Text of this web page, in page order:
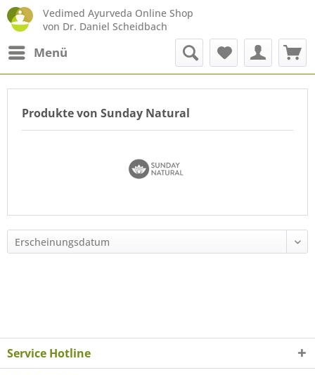
Vedimed Ayurveda Online Shop
von Dr. Daniel Scheidbach
Menü
Produkte von Sunday Natural
Service Hotline